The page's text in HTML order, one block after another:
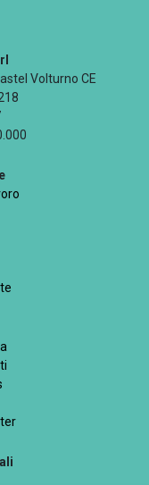
Volturno CE